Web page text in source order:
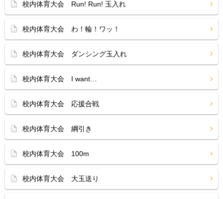
校内体育大会 Run! Run! 玉入れ
校内体育大会 わ！輪！ワッ！
校内体育大会 ダンシング玉入れ
校内体育大会 I want…
校内体育大会 応援合戦
校内体育大会 綱引き
校内体育大会 100m
校内体育大会 大玉送り